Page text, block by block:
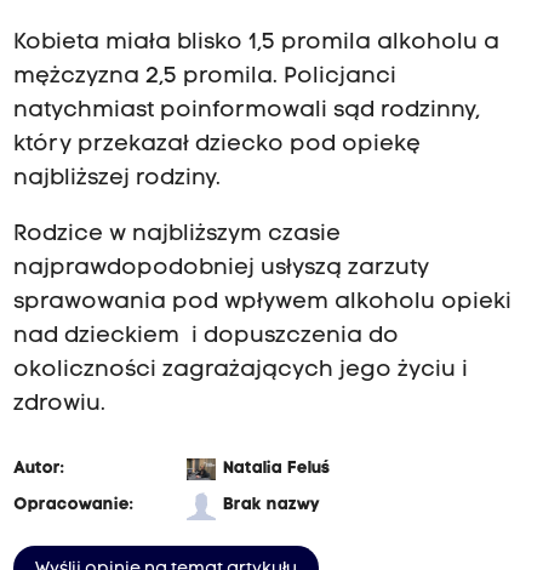
Kobieta miała blisko 1,5 promila alkoholu a
mężczyzna 2,5 promila. Policjanci
natychmiast poinformowali sąd rodzinny,
który przekazał dziecko pod opiekę
najbliższej rodziny.
Rodzice w najbliższym czasie
najprawdopodobniej usłyszą zarzuty
sprawowania pod wpływem alkoholu opieki
nad dzieckiem i dopuszczenia do
okoliczności zagrażających jego życiu i
zdrowiu.
Autor:
Natalia Feluś
Opracowanie:
Brak nazwy